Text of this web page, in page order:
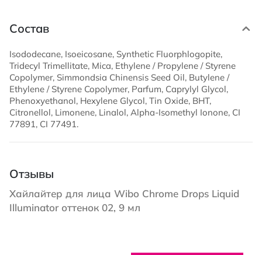
Состав
Isododecane, Isoeicosane, Synthetic Fluorphlogopite,
Tridecyl Trimellitate, Mica, Ethylene / Propylene / Styrene
Copolymer, Simmondsia Chinensis Seed Oil, Butylene /
Ethylene / Styrene Copolymer, Parfum, Caprylyl Glycol,
Phenoxyethanol, Hexylene Glycol, Tin Oxide, BHT,
Citronellol, Limonene, Linalol, Alpha-Isomethyl Ionone, CI
77891, CI 77491.
Отзывы
Хайлайтер для лица Wibo Chrome Drops Liquid
Illuminator оттенок 02, 9 мл